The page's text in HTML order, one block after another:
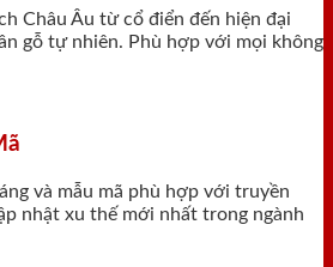
Châu Âu từ cổ điển đến hiện đại
gỗ tự nhiên. Phù hợp với mọi không
và mẫu mã phù hợp với truyền
nhật xu thế mới nhất trong ngành